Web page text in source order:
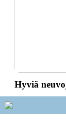
Hyviä